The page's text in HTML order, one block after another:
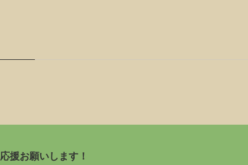
応援お願いします！